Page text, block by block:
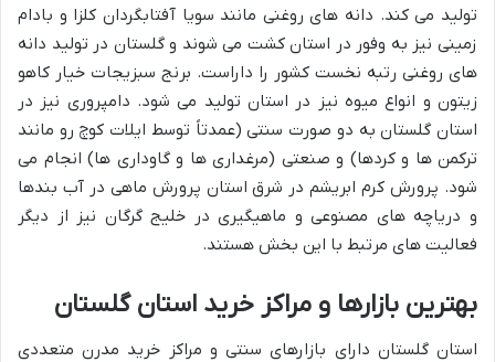
تولید می کند. دانه های روغنی مانند سویا آفتابگردان کلزا و بادام
زمینی نیز به وفور در استان کشت می شوند و گلستان در تولید دانه
های روغنی رتبه نخست کشور را داراست. برنج سبزیجات خیار کاهو
زیتون و انواع میوه نیز در استان تولید می شود. دامپروری نیز در
استان گلستان به دو صورت سنتی (عمدتاً توسط ایلات کوچ رو مانند
ترکمن ها و کردها) و صنعتی (مرغداری ها و گاوداری ها) انجام می
شود. پرورش کرم ابریشم در شرق استان پرورش ماهی در آب بندها
و دریاچه های مصنوعی و ماهیگیری در خلیج گرگان نیز از دیگر
فعالیت های مرتبط با این بخش هستند.
بهترین بازارها و مراکز خرید استان گلستان
استان گلستان دارای بازارهای سنتی و مراکز خرید مدرن متعددی